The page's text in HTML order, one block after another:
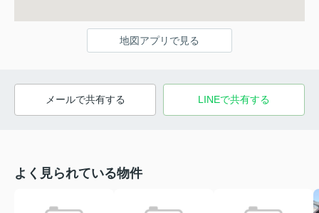
地図アプリで見る
メールで共有する LINEで共有する
よく見られている物件